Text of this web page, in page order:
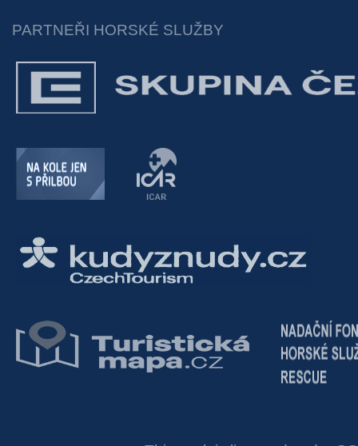
PARTNEŘI HORSKÉ SLUŽBY